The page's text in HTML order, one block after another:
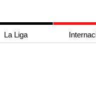
La Liga